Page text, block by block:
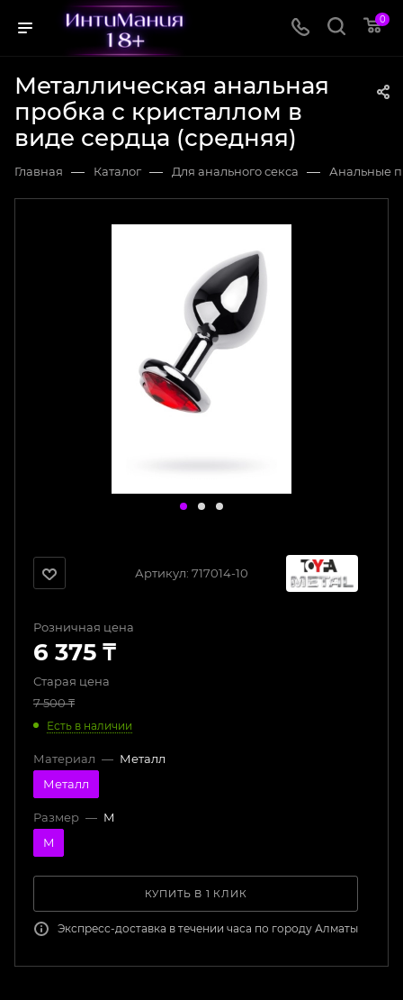
0
Металлическая анальная
пробка с кристаллом в
виде сердца (средняя)
Главная — Каталог — Для анального секса — Анальные
Артикул: 717014-10
Розничная цена
6 375 ₸
Старая цена
7 500₸
Есть в наличии
Материал — Металл
Металл
Размер — M
M
КУПИТЬ В 1 КЛИК
Экспресс-доставка в течении часа по городу Алматы